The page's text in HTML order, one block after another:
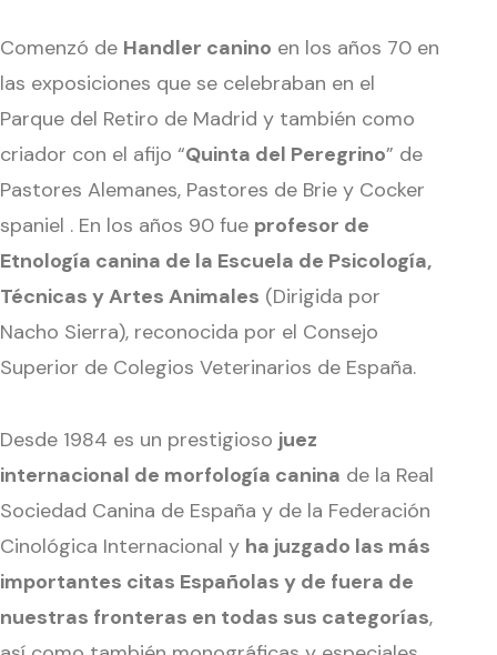
Comenzó de Handler canino en los años 70 en
las exposiciones que se celebraban en el
Parque del Retiro de Madrid y también como
criador con el afijo “Quinta del Peregrino” de
Pastores Alemanes, Pastores de Brie y Cocker
spaniel . En los años 90 fue profesor de
Etnología canina de la Escuela de Psicología,
Técnicas y Artes Animales (Dirigida por
Nacho Sierra), reconocida por el Consejo
Superior de Colegios Veterinarios de España.
Desde 1984 es un prestigioso juez
internacional de morfología canina de la Real
Sociedad Canina de España y de la Federación
Cinológica Internacional y ha juzgado las más
importantes citas Españolas y de fuera de
nuestras fronteras en todas sus categorías,